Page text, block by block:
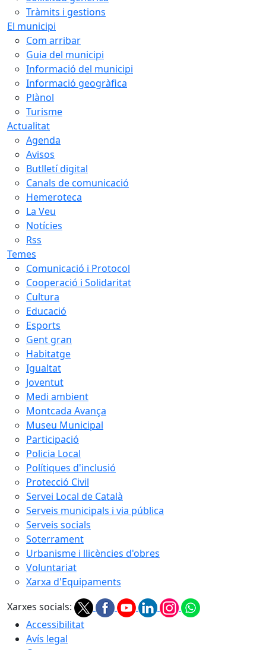
Tràmits i gestions
El municipi
Com arribar
Guia del municipi
Informació del municipi
Informació geogràfica
Plànol
Turisme
Actualitat
Agenda
Avisos
Butlletí digital
Canals de comunicació
Hemeroteca
La Veu
Notícies
Rss
Temes
Comunicació i Protocol
Cooperació i Solidaritat
Cultura
Educació
Esports
Gent gran
Habitatge
Igualtat
Joventut
Medi ambient
Montcada Avança
Museu Municipal
Participació
Policia Local
Polítiques d'inclusió
Protecció Civil
Servei Local de Català
Serveis municipals i via pública
Serveis socials
Soterrament
Urbanisme i llicències d'obres
Voluntariat
Xarxa d'Equipaments
Xarxes socials:
Accessibilitat
Avís legal